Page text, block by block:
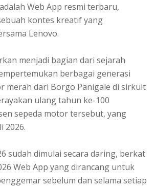
Web App resmi terbaru,
kontes kreatif yang
Lenovo.
menjadi bagian dari sejarah
berbagai generasi
merah dari Borgo Panigale di sirkuit
ulang tahun ke-100
sepeda motor tersebut, yang
2026.
sudah dimulai secara daring, berkat
Web App yang dirancang untuk
sebelum dan selama setiap